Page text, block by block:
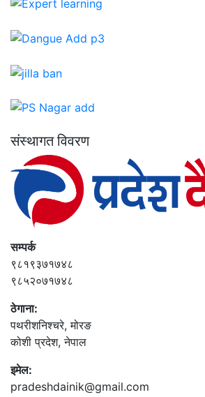
संस्थागत विवरण
सम्पर्क
९८१९३७१७४८
९८५२०७१७४८
ठेगाना:
पथरीशनिश्‍चरे, मोरङ
कोशी प्रदेश, नेपाल
इमेल:
pradeshdainik@gmail.com